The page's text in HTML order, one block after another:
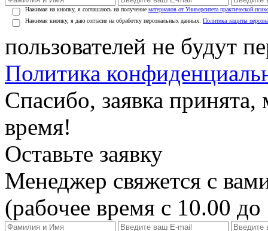
Нажимая на кнопку, я соглашаюсь на получение материалов от Университета практической
Нажимая кнопку, я даю согласие на обработку персональных данных. Политика защиты
пользователей не будут
Политика
Спасибо, заявка
время!
Оставьте заявку
Менеджер свяжется с
(рабочее время с 10.00